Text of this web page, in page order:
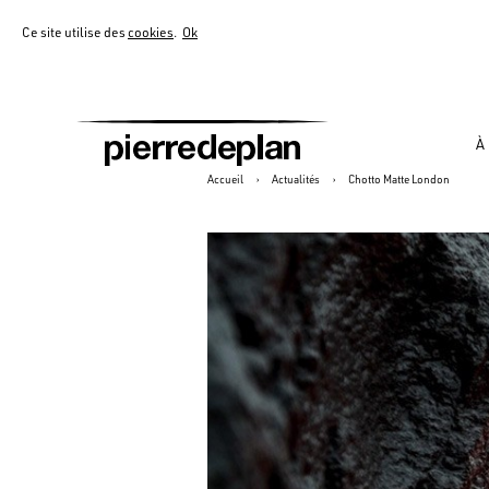
Ce site utilise descookies. Ok
À
Accueil › Actualités › Chotto Matte London